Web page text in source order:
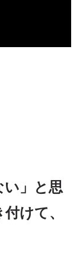
い」と思
けて、